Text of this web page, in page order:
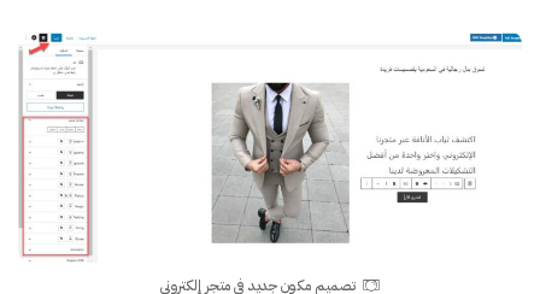
تصميم مكون جديد في متجر إلكتروني